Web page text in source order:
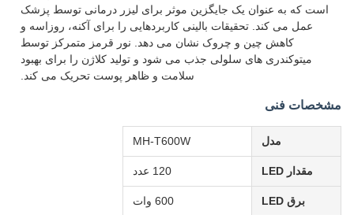
است که به عنوان یک جایگزین موثر برای لیزر درمانی توسط پزشک
عمل می کند. تحقیقات بالینی کاربردهایی را برای آکنه، روزاسه و
کاهش چین و چروک نشان می دهد. نور قرمز متمرکز توسط
میتوکندری های سلولی جذب می شود و تولید کلاژن را برای بهبود
سلامت و ظاهر پوست تحریک می کند.
مشخصات فنی
مدل MH-T600W
مقدار LED 120 عدد
برق LED 600 وات